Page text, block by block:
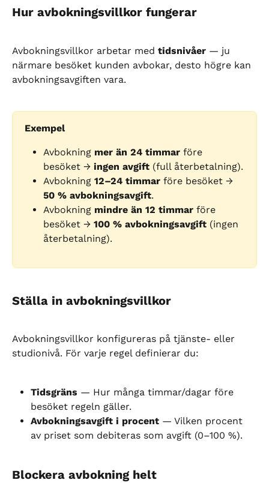
Hur avbokningsvillkor fungerar
Avbokningsvillkor arbetar med tidsnivåer — ju
närmare besöket kunden avbokar, desto högre kan
avbokningsavgiften vara.
Exempel
Avbokning mer än 24 timmar före
besöket → ingen avgift (full återbetalning).
Avbokning 12–24 timmar före besöket →
50 % avbokningsavgift.
Avbokning mindre än 12 timmar före
besöket → 100 % avbokningsavgift (ingen
återbetalning).
Ställa in avbokningsvillkor
Avbokningsvillkor konfigureras på tjänste- eller
studionivå. För varje regel definierar du:
Tidsgräns — Hur många timmar/dagar före
besöket regeln gäller.
Avbokningsavgift i procent — Vilken procent
av priset som debiteras som avgift (0–100 %).
Blockera avbokning helt